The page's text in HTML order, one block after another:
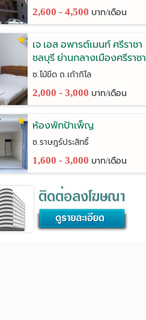
2,600 - 4,500 บาท/เดือน
เจ เอส อพารต์เมนท์ ศรีราชา
ชลบุรี ย่านกลางเมืองศรีราชา
ซ.ไม้ขีด ถ.เก้ากิโล
2,000 - 3,000 บาท/เดือน
ห้องพักป้าเพ็ญ
ซ.ราษฎร์ประสิทธิ์
1,600 - 3,000 บาท/เดือน